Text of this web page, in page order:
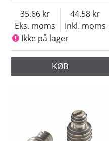
Eks. moms
35.66
Inkl. moms
44.58
Ikke på lager
KØB